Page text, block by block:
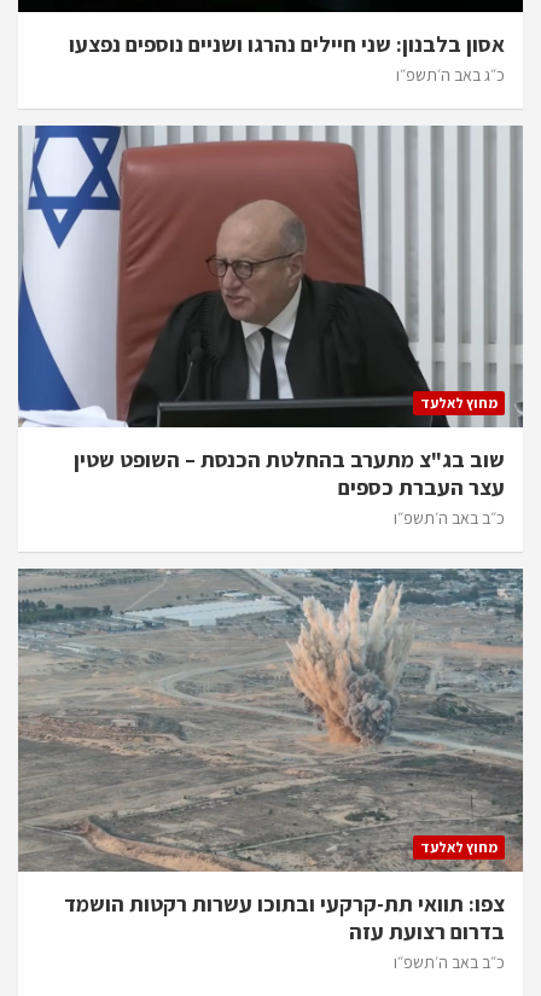
אסון בלבנון: שני חיילים נהרגו ושניים נוספים נפצעו
כ״ג באב ה׳תשפ״ו
מחוץ לאלעד
שוב בג"צ מתערב בהחלטת הכנסת – השופט שטין
עצר העברת כספים
כ״ב באב ה׳תשפ״ו
מחוץ לאלעד
צפו: תוואי תת-קרקעי ובתוכו עשרות רקטות הושמד
בדרום רצועת עזה
כ״ב באב ה׳תשפ״ו